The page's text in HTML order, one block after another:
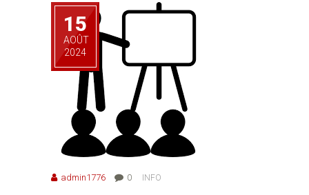
15
AOÛT
2024
admin1776 0 INFO